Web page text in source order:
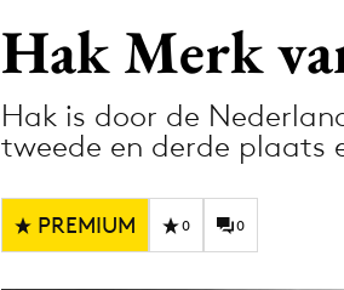
Digital
Diversiteit
Hak Merk
Hak is door de
tweede en derde plaats
PREMIUM 0 0